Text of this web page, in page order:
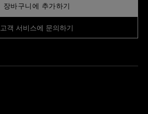
장바구니에 추가하기
고객 서비스에 문의하기